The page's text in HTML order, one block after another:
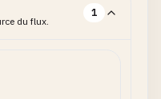
du flux.
1